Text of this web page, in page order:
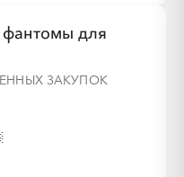
для
ЗАКУПОК